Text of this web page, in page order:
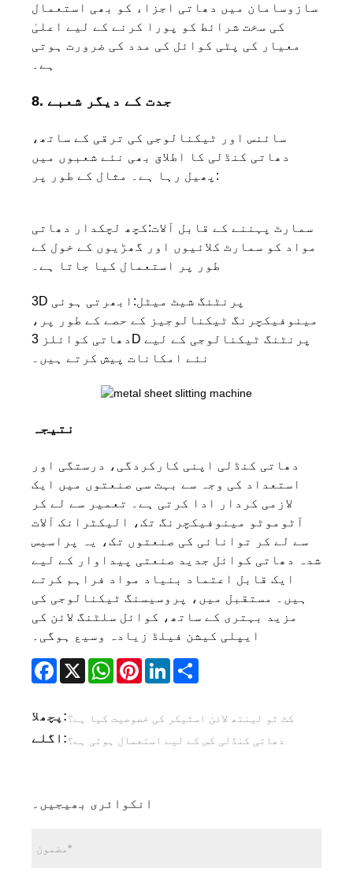
سازوسامان میں دھاتی اجزاء کو بھی استعمال
کی سخت شرائط کو پورا کرنے کے لیے اعلیٰ
معیار کی پٹی کوائل کی مدد کی ضرورت ہوتی
ہے۔
8. جدت کے دیگر شعبے
سائنس اور ٹیکنالوجی کی ترقی کے ساتھ،
دھاتی کنڈلی کا اطلاق بھی نئے شعبوں میں
پھیل رہا ہے۔ مثال کے طور پر:
سمارٹ پہننے کے قابل آلات:کچھ لچکدار دھاتی
مواد کو سمارٹ کلائیوں اور گھڑیوں کے خول کے
طور پر استعمال کیا جاتا ہے۔
3D پرنٹنگ شیٹ میٹل: ابھرتی ہوئی
مینوفیکچرنگ ٹیکنالوجیز کے حصے کے طور پر،
دھاتی کوائلز 3D پرنٹنگ ٹیکنالوجی کے لیے
نئے امکانات پیش کرتے ہیں۔
نتیجہ
دھاتی کنڈلی اپنی کارکردگی، درستگی اور
استعداد کی وجہ سے بہت سی صنعتوں میں ایک
لازمی کردار ادا کرتی ہے۔ تعمیر سے لے کر
آٹوموٹو مینوفیکچرنگ تک، الیکٹرانک آلات
سے لے کر توانائی کی صنعتوں تک، یہ پراسیس
شدہ دھاتی کوائل جدید صنعتی پیداوار کے لیے
ایک قابل اعتماد بنیاد مواد فراہم کرتے
ہیں۔ مستقبل میں، پروسیسنگ ٹیکنالوجی کی
مزید بہتری کے ساتھ، کوائل سلٹنگ لائن کی
ایپلی کیشن فیلڈ زیادہ وسیع ہوگی۔
Facebook
X WhatsAppPinterestLinkedIn
پچھلا:کٹ ٹو لینتھ لائن اسٹیکر کی خصوصیت کیا ہے؟
اگلے:دھاتی کنڈلی کس کے لیے استعمال ہوتی ہے؟
انکوائری بھیجیں۔